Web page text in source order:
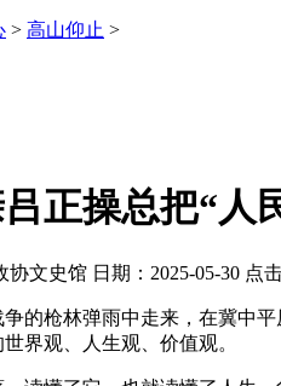
> 高山仰止 >
正操总把“人
文史馆 日期：2025-05-30 点
的枪林弹雨中走来，在冀中
界观、人生观、价值观。